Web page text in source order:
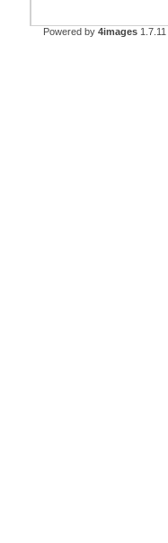
Powered by 4images1.7.11